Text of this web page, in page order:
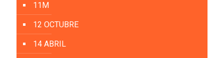
11M
12 OCTUBRE
14 ABRIL